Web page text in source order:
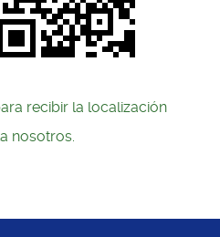
recibir la localización
nosotros.